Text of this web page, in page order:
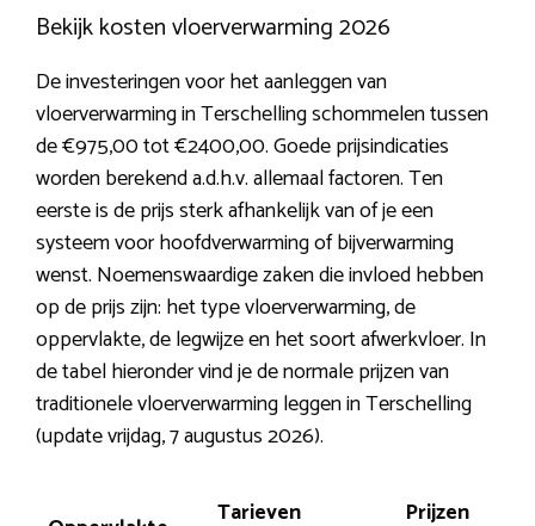
Bekijk kosten vloerverwarming 2026
De investeringen voor het aanleggen van
vloerverwarming in Terschelling schommelen tussen
de €975,00 tot €2400,00. Goede prijsindicaties
worden berekend a.d.h.v. allemaal factoren. Ten
eerste is de prijs sterk afhankelijk van of je een
systeem voor hoofdverwarming of bijverwarming
wenst. Noemenswaardige zaken die invloed hebben
op de prijs zijn: het type vloerverwarming, de
oppervlakte, de legwijze en het soort afwerkvloer. In
de tabel hieronder vind je de normale prijzen van
traditionele vloerverwarming leggen in Terschelling
(update vrijdag, 7 augustus 2026).
Tarieven
Prijzen